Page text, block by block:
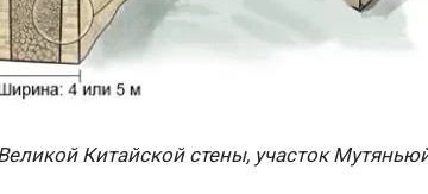
Китайской стены, участок